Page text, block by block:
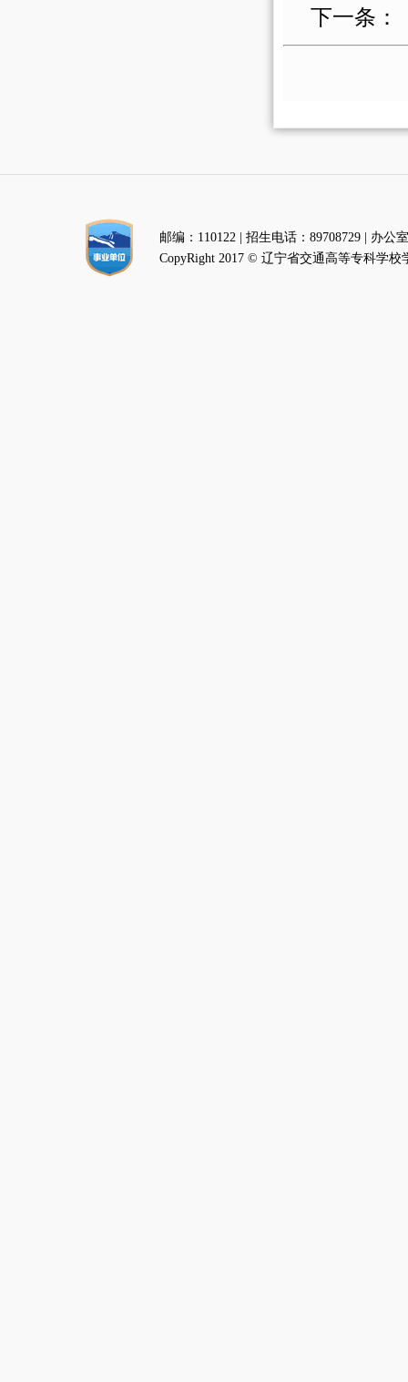
下一条：
邮编：110122 | 招生电话：89708729 | 办公
CopyRight 2017 © 辽宁省交通高等专科学校